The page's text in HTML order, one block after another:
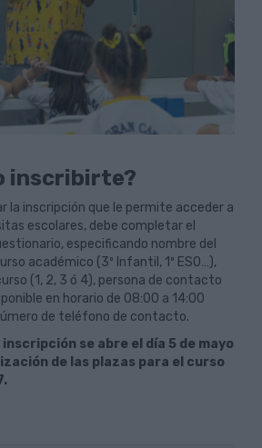
inscribirte?
la inscripción que le permite acceder a
escolares, debe completar el
especificando nombre del
académico (3º Infantil, 1º ESO…),
(1, 2, 3 ó 4), persona de contacto
en horario de 08:00 a 14:00
de teléfono de contacto.
inscripción se abre el día 5 de mayo
de las plazas para el curso